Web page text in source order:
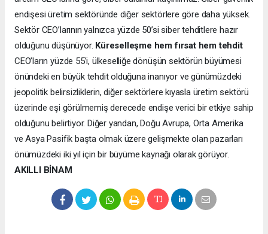
endişesi üretim sektöründe diğer sektörlere göre daha yüksek.
Sektör CEO’larının yalnızca yüzde 50’si siber tehditlere hazır
olduğunu düşünüyor. Küreselleşme hem fırsat hem tehdit
CEO’ların yüzde 55’i, ülkeselliğe dönüşün sektörün büyümesi
önündeki en büyük tehdit olduğuna inanıyor ve günümüzdeki
jeopolitik belirsizliklerin, diğer sektörlere kıyasla üretim sektörü
üzerinde eşi görülmemiş derecede endişe verici bir etkiye sahip
olduğunu belirtiyor. Diğer yandan, Doğu Avrupa, Orta Amerika
ve Asya Pasifik başta olmak üzere gelişmekte olan pazarları
önümüzdeki iki yıl için bir büyüme kaynağı olarak görüyor.
AKILLI BİNAM